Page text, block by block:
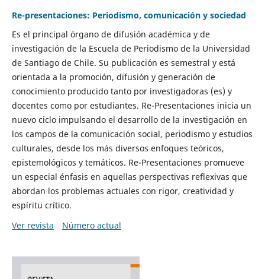
Re-presentaciones: Periodismo, comunicación y sociedad
Es el principal órgano de difusión académica y de
investigación de la Escuela de Periodismo de la Universidad
de Santiago de Chile. Su publicación es semestral y está
orientada a la promoción, difusión y generación de
conocimiento producido tanto por investigadoras (es) y
docentes como por estudiantes. Re-Presentaciones inicia un
nuevo ciclo impulsando el desarrollo de la investigación en
los campos de la comunicación social, periodismo y estudios
culturales, desde los más diversos enfoques teóricos,
epistemológicos y temáticos. Re-Presentaciones promueve
un especial énfasis en aquellas perspectivas reflexivas que
abordan los problemas actuales con rigor, creatividad y
espíritu crítico.
Ver revista
Número actual